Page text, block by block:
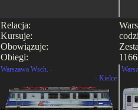
Relacja:
Kursuje:
Obowiązuje:
Obiegi:
Warszawa Wsch. -
- Kielce